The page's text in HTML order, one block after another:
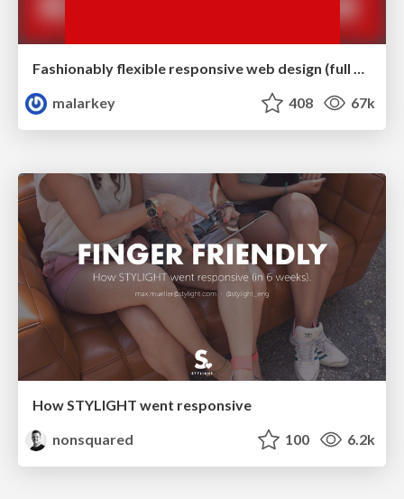
Fashionably flexible responsive web design (full day workshop)
malarkey
408 67k
How STYLIGHT went responsive
nonsquared
100 6.2k